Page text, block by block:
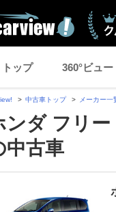
トップ 360°ビュー
中古車トップ メーカー一
ンダ フリ
中古車